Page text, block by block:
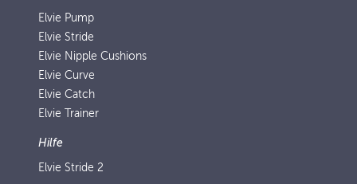
Elvie Pump
Elvie Stride
Elvie Nipple Cushions
Elvie Curve
Elvie Catch
Elvie Trainer
Hilfe
Elvie Stride 2